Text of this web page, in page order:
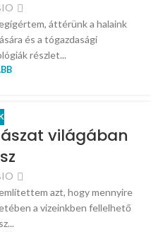
áttérünk a halaink
és a tógazdasági
részlet...
világában
azt, hogy mennyire
a vizeinkben fellelhető